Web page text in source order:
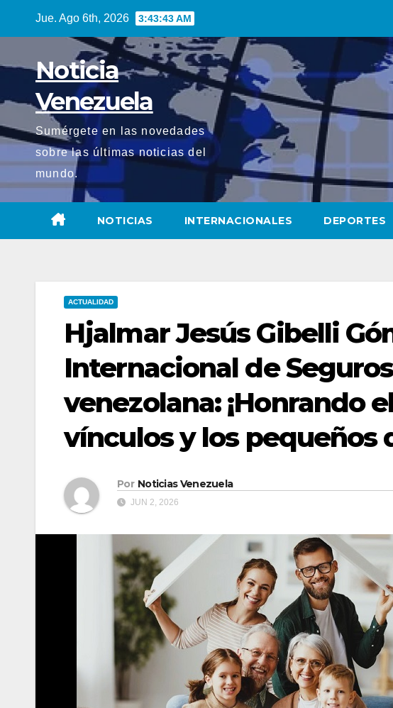
Jue. Ago 6th, 2026 3:43:44 AM
Noticia
Venezuela
Sumérgete en las novedades
sobre las últimas noticias del
mundo.
NOTICIAS INTERNACIONALES DEPORTES
ACTUALIDAD
Hjalmar Jesús Gibelli
Internacional de
venezolana: ¡Honrando
vínculos y los pequeños
Por Noticias Venezuela
JUN 2, 2026